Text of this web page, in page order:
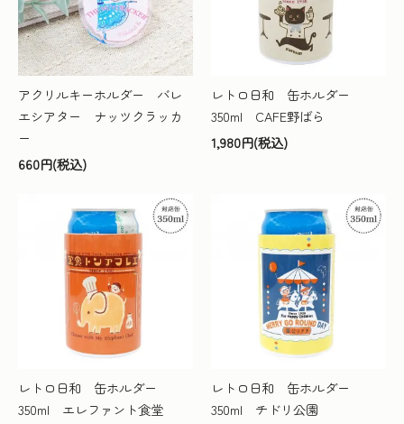
アクリルキーホルダー バレ
エシアター ナッツクラッカ
ー
660円(税込)
レトロ日和 缶ホルダー
350ml CAFE野ばら
1,980円(税込)
レトロ日和 缶ホルダー
350ml エレファント食堂
レトロ日和 缶ホルダー
350ml チドリ公園